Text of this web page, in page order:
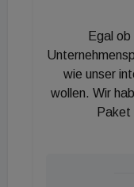
Egal
wie unser
wollen. Wir
Paket